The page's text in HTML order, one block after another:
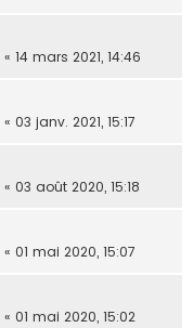
« 14 mars 2021, 14:46
« 03 janv. 2021, 15:17
« 03 août 2020, 15:18
« 01 mai 2020, 15:07
« 01 mai 2020, 15:02